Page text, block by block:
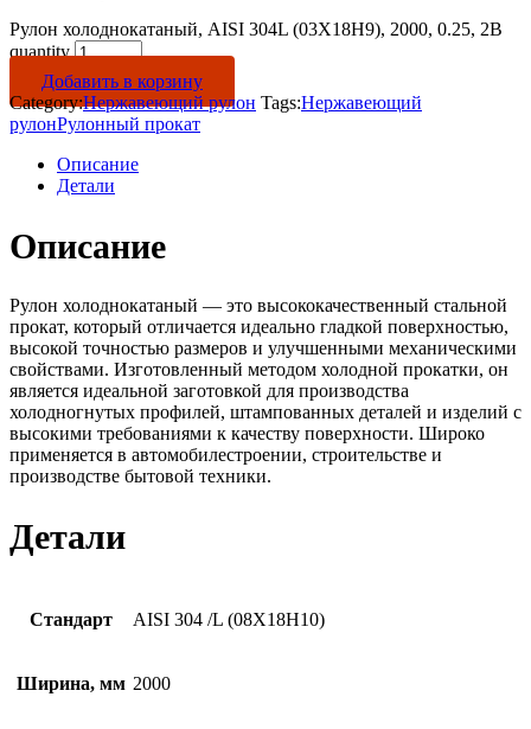
Рулон холоднокатаный, AISI 304L (03Х18Н9), 2000, 0.25, 2B
quantity
Добавить в корзину
Category:Нержавеющий рулон Tags:Нержавеющий
рулонРулонный прокат
Описание
Детали
Описание
Рулон холоднокатаный — это высококачественный стальной
прокат, который отличается идеально гладкой поверхностью,
высокой точностью размеров и улучшенными механическими
свойствами. Изготовленный методом холодной прокатки, он
является идеальной заготовкой для производства
холодногнутых профилей, штампованных деталей и изделий с
высокими требованиями к качеству поверхности. Широко
применяется в автомобилестроении, строительстве и
производстве бытовой техники.
Детали
Стандарт AISI 304 /L (08Х18Н10)
Ширина, мм 2000